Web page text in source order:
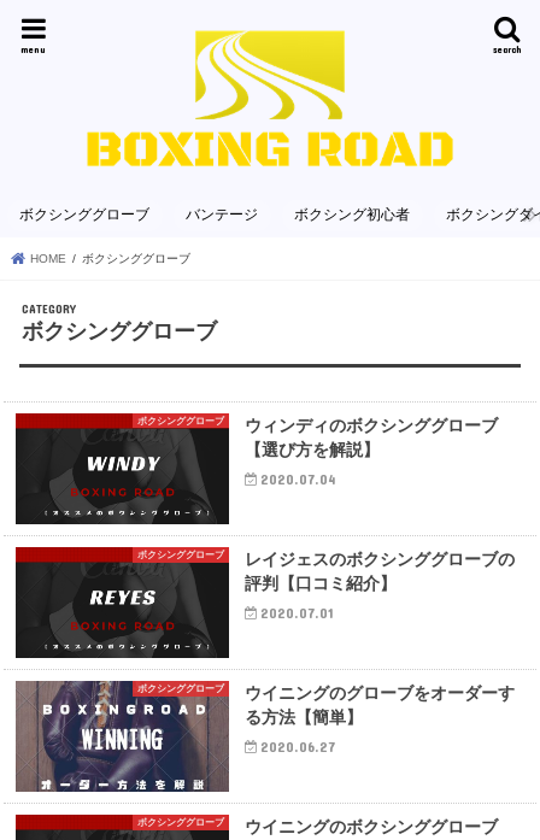
search
menu
ボクシンググローブ バンテージ ボクシング初心者 ボクシングダ
HOME ボクシンググローブ
ボクシンググローブ
ボクシンググローブ
ウィンディのボクシンググローブ
【選び方を解説】
2020.07.04
ボクシンググローブ
レイジェスのボクシンググローブの
評判【口コミ紹介】
2020.07.01
ボクシンググローブ
ウイニングのグローブをオーダーす
る方法【簡単】
2020.06.27
ボクシンググローブ
ウイニングのボクシンググローブ